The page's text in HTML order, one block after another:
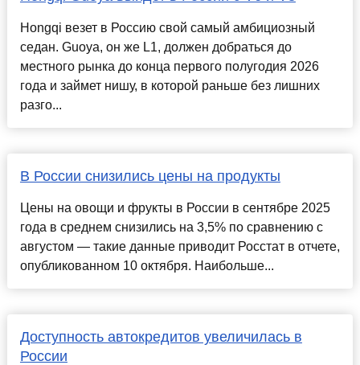
Hongqi везет в Россию свой самый амбициозный
седан. Guoya, он же L1, должен добраться до
местного рынка до конца первого полугодия 2026
года и займет нишу, в которой раньше без лишних
разго...
В России снизились цены на продукты
Цены на овощи и фрукты в России в сентябре 2025
года в среднем снизились на 3,5% по сравнению с
августом — такие данные приводит Росстат в отчете,
опубликованном 10 октября. Наибольше...
Доступность автокредитов увеличилась в
России